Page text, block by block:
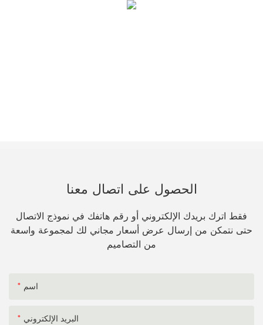
الحصول على اتصال معنا
فقط اترك بريدك الإلكتروني أو رقم هاتفك في نموذج الاتصال
حتى نتمكن من إرسال عرض أسعار مجاني لك لمجموعة واسعة
من التصاميم
اسم
البريد الإلكتروني